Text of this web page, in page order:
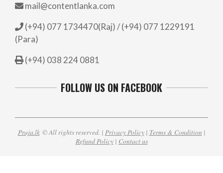
mail@contentlanka.com
(+94) 077 1734470(Raj) / (+94) 077 1229191
(Para)
(+94) 038 224 0881
FOLLOW US ON FACEBOOK
Praja.lk© All rights reserved. | Privacy Policy| Terms & Condition |
Refund Policy| Contact us